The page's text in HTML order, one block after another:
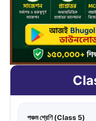
পঞ্চম শ্রেণি (Class 5)